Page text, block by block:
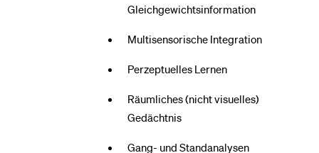
Gleichgewichtsinformation
Multisensorische Integration
Perzeptuelles Lernen
Räumliches (nicht visuelles)
Gedächtnis
Gang- und Standanalysen